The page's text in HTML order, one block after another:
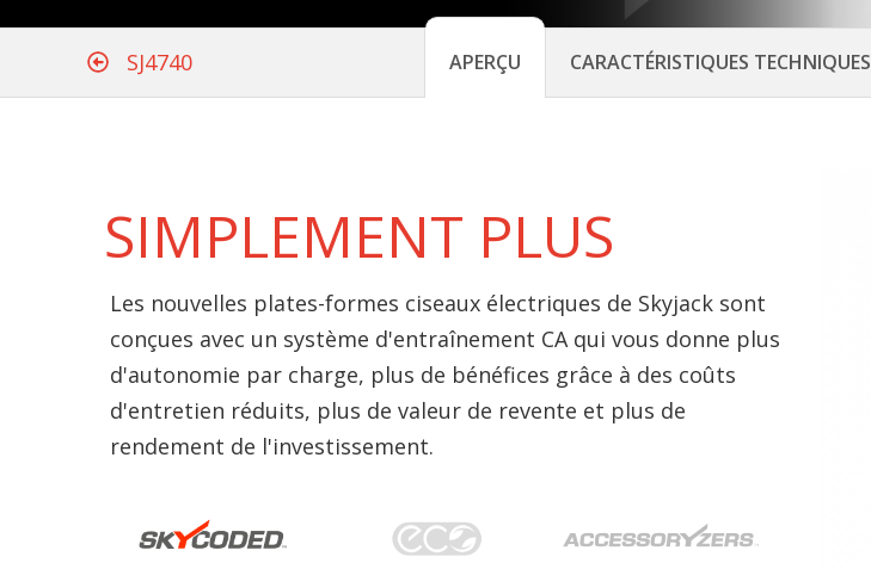
SJ4740 APERÇU CARACTÉRISTIQUES TECHNIQUES
SIMPLEMENT PLUS
Les nouvelles plates-formes ciseaux électriques de Skyjack sont
conçues avec un système d'entraînement CA qui vous donne plus
d'autonomie par charge, plus de bénéfices grâce à des coûts
d'entretien réduits, plus de valeur de revente et plus de
rendement de l'investissement.